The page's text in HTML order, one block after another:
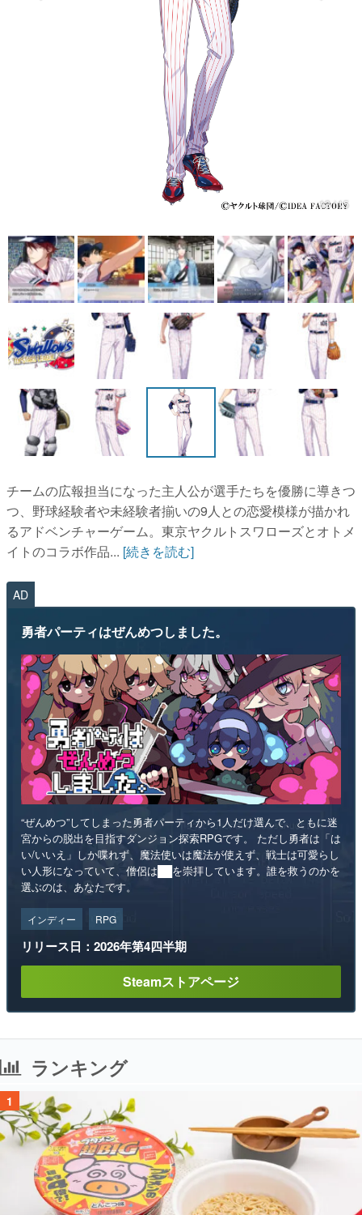
13 / 15
チームの広報担当になった主人公が選手たちを優勝に導きつ
つ、野球経験者や未経験者揃いの9人との恋愛模様が描かれ
るアドベンチャーゲーム。東京ヤクルトスワローズとオトメ
イトのコラボ作品... [続きを読む]
AD
勇者パーティはぜんめつしました。
“ぜんめつ”してしまった勇者パーティから1人だけ選んで、ともに迷
宮からの脱出を目指すダンジョン探索RPGです。 ただし勇者は「は
い/いいえ」しか喋れず、魔法使いは魔法が使えず、戦士は可愛らし
い人形になっていて、僧侶は██を崇拝しています。誰を救うのかを
選ぶのは、あなたです。
インディー RPG
リリース日：2026年第4四半期
Steamストアページ
ランキング
1